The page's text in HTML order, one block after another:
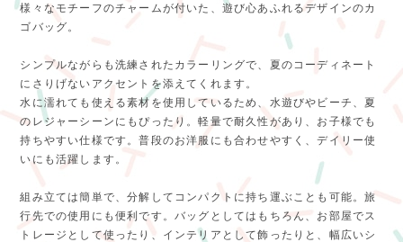
様々なモチーフのチャームが付いた、遊び心あふれるデザインのカ
ゴバッグ。
シンプルながらも洗練されたカラーリングで、夏のコーディネート
にさりげないアクセントを添えてくれます。
水に濡れても使える素材を使用しているため、水遊びやビーチ、夏
のレジャーシーンにもぴったり。軽量で耐久性があり、お子様でも
持ちやすい仕様です。普段のお洋服にも合わせやすく、デイリー使
いにも活躍します。
組み立ては簡単で、分解してコンパクトに持ち運ぶことも可能。旅
行先での使用にも便利です。バッグとしてはもちろん、お部屋でス
トレージとして使ったり、インテリアとして飾ったりと、幅広いシ